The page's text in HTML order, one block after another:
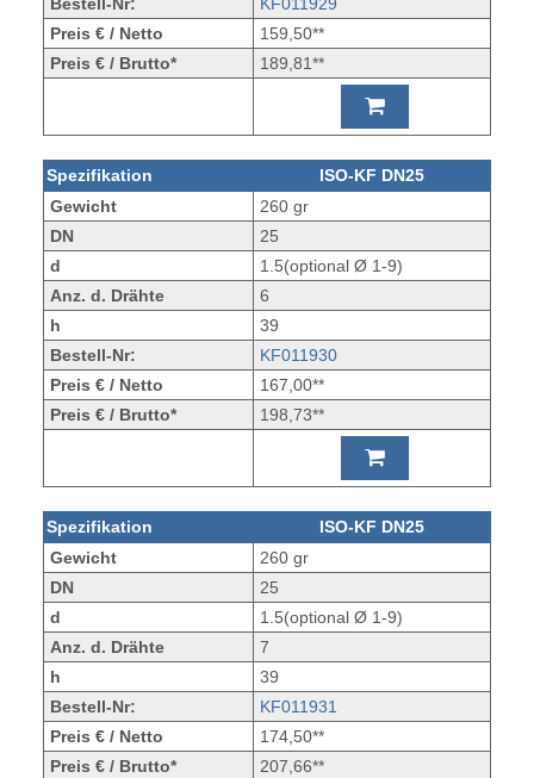
Bestell-Nr:
KF011929
Preis € / Netto
159,50**
Preis € / Brutto*
189,81**
Spezifikation
ISO-KF DN25
Gewicht
260 gr
DN
25
d
1.5(optional Ø 1-9)
Anz. d. Drähte
6
h
39
Bestell-Nr:
KF011930
Preis € / Netto
167,00**
Preis € / Brutto*
198,73**
Spezifikation
ISO-KF DN25
Gewicht
260 gr
DN
25
d
1.5(optional Ø 1-9)
Anz. d. Drähte
7
h
39
Bestell-Nr:
KF011931
Preis € / Netto
174,50**
Preis € / Brutto*
207,66**